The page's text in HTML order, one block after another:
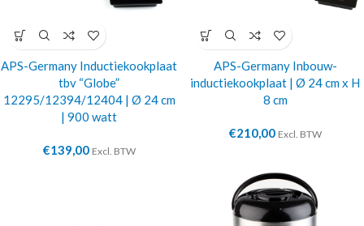
APS-Germany Inductiekookplaat
tbv “Globe”
12295/12394/12404 | Ø 24 cm
| 900 watt
€139,00 Excl. BTW
APS-Germany Inbouw-
inductiekookplaat | Ø 24 cm x H
8 cm
€210,00 Excl. BTW